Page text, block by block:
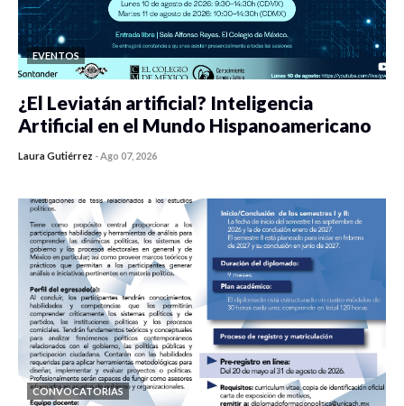
EVENTOS
¿El Leviatán artificial? Inteligencia
Artificial en el Mundo Hispanoamericano
Laura Gutiérrez -Ago 07, 2026
CONVOCATORIAS